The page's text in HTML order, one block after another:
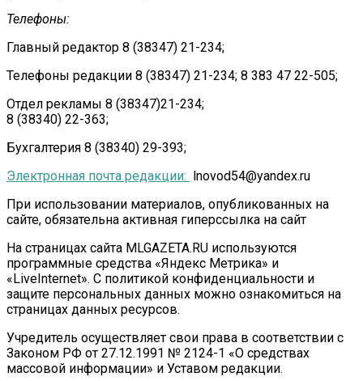
Телефоны:
Главный редактор 8 (38347) 21-234;
Телефоны редакции 8 (38347) 21-234; 8 383 47 22-505;
Отдел рекламы 8 (38347)21-234;
8 (38340) 22-363;
Бухгалтерия 8 (38340) 29-393;
Электронная почта редакции:
lnovod54@yandex.ru
При использовании материалов, опубликованных на
сайте, обязательна активная гиперссылка на сайт
На страницах сайта MLGAZETA.RU используются
программные средства «Яндекс Метрика» и
«LiveInternet». С политикой конфиденциальности и
защите персональных данных можно ознакомиться на
страницах данных ресурсов.
Учредитель осуществляет свои права в соответствии с
Законом РФ от 27.12.1991 № 2124-1 «О средствах
массовой информации» и Уставом редакции.